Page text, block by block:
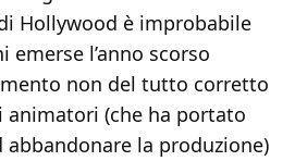
Hollywood è improbabile
emerse l’anno scorso
non del tutto corretto
(che ha portato
abbandonare la produzione)